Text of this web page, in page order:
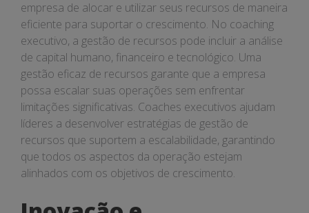
empresa de alocar e utilizar seus recursos de maneira
eficiente para suportar o crescimento. No coaching
executivo, a gestão de recursos pode incluir a análise
de capital humano, financeiro e tecnológico. Uma
gestão eficaz de recursos garante que a empresa
possa escalar suas operações sem enfrentar
limitações significativas. Coaches executivos ajudam
líderes a desenvolver estratégias de gestão de
recursos que suportem a escalabilidade, garantindo
que todos os aspectos da operação estejam
alinhados com os objetivos de crescimento.